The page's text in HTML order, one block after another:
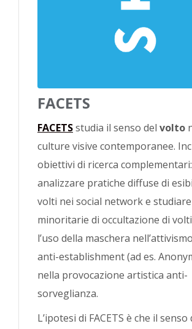
FACETS
FACETSstudia il senso del volto
culture visive contemporanee.
obiettivi di ricerca complementari:
analizzare pratiche diffuse di
volti nei social network e
minoritarie di occultazione di
l’uso della maschera
anti-establishment (ad es.
nella provocazione artistica anti-
sorveglianza.
L’ipotesi di FACETS è che il